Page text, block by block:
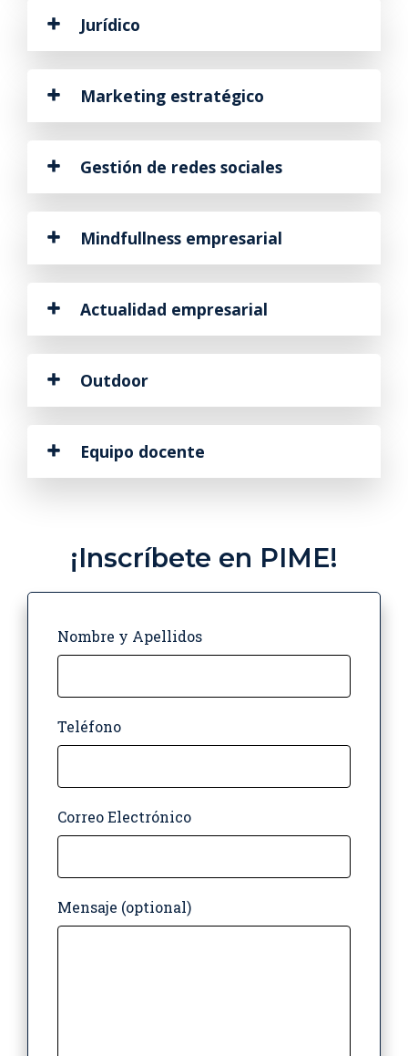
Jurídico
Marketing estratégico
Gestión de redes sociales
Mindfullness empresarial
Actualidad empresarial
Outdoor
Equipo docente
¡Inscríbete en PIME!
Nombre y Apellidos
Teléfono
Correo Electrónico
Mensaje (optional)